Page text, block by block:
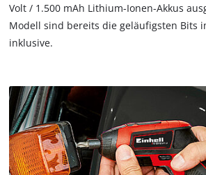
Volt / 1.500 mAh Lithium-Ionen-Akkus
Modell sind bereits die geläufigsten Bits
inklusive.